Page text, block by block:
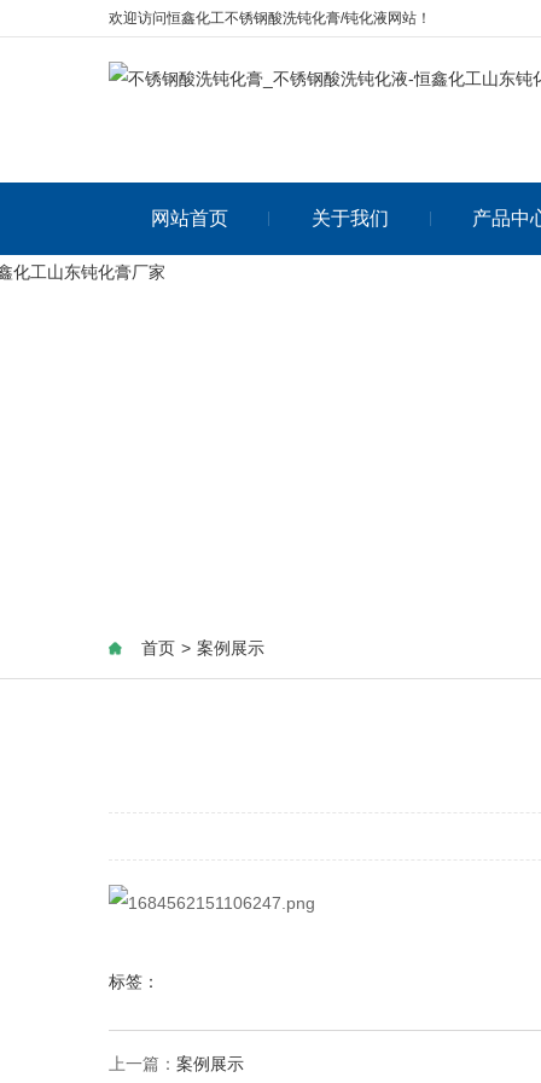
欢迎访问恒鑫化工不锈钢酸洗钝化膏/钝化液网站！
网站首页 关于我们 产品中
首页 > 案例展示
标签：
上一篇： 案例展示